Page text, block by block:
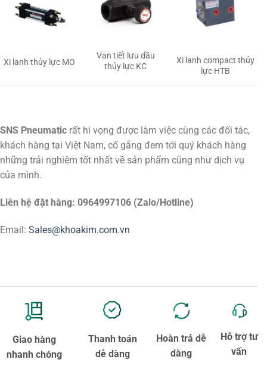
Xi lanh thủy lực MO
Van tiết lưu dầu
thủy lực KC
Xi lanh compact thủy
lực HTB
SNS Pneumatic rất hi vọng được làm việc cùng các đối tác,
khách hàng tại Việt Nam, cố gắng đem tới quý khách hàng
những trải nghiệm tốt nhất về sản phẩm cũng như dịch vụ
của mình.
Liên hệ đặt hàng: 0964997106 (Zalo/Hotline)
Email: Sales@khoakim.com.vn
Giao hàng
nhanh chóng
Thanh toán
dễ dàng
Hoàn trả dễ
dàng
Hỗ trợ tư
vấn